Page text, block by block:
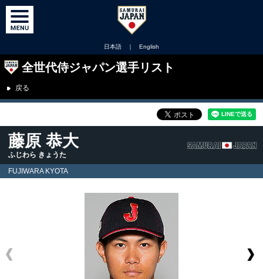
日本語 ｜ English
全世代侍ジャパン選手リスト
戻る
藤原 恭大
ふじわら きょうた
FUJIWARA KYOTA